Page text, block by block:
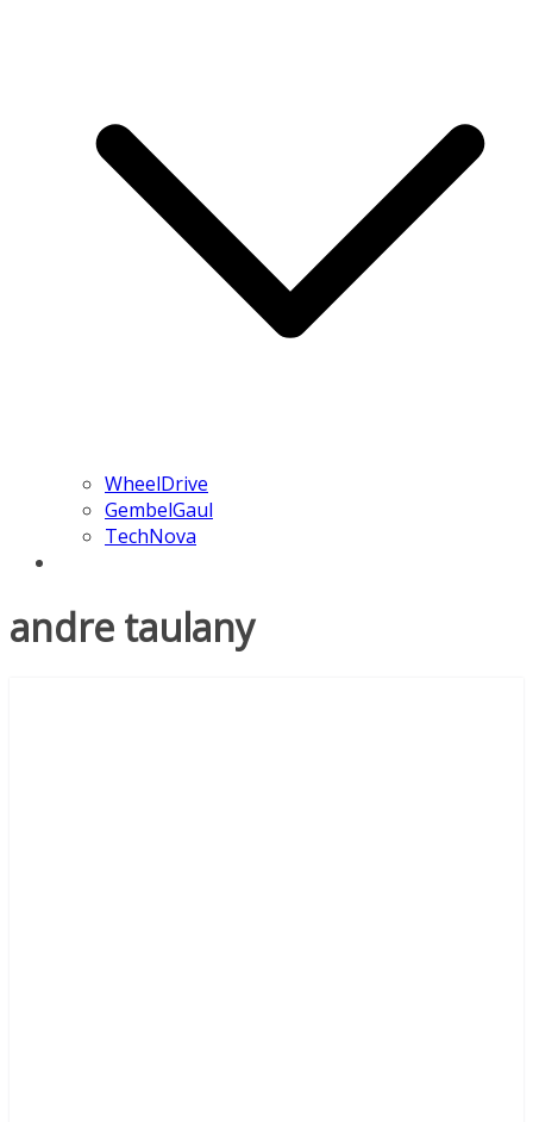
WheelDrive
GembelGaul
TechNova
andre taulany